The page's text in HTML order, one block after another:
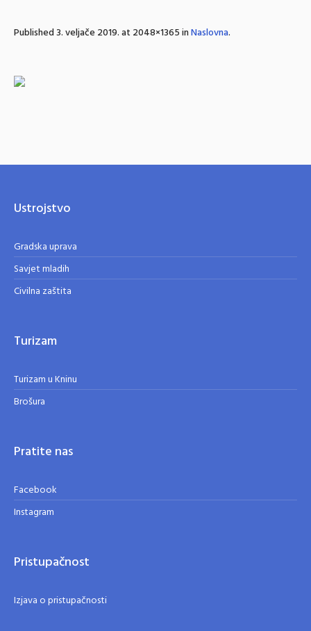
Published3. veljače 2019.at 2048×1365 inNaslovna.
Ustrojstvo
Gradska uprava
Savjet mladih
Civilna zaštita
Turizam
Turizam u Kninu
Brošura
Pratite nas
Facebook
Instagram
Pristupačnost
Izjava o pristupačnosti